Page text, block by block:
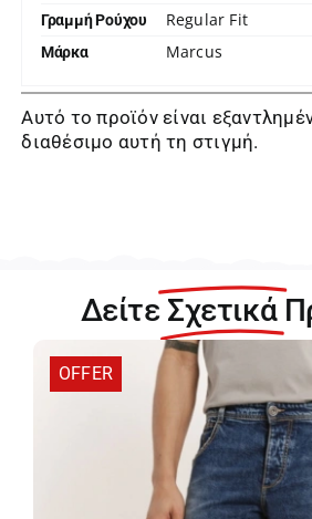
Γραμμή Ρούχου Regular Fit
Μάρκα Marcus
Αυτό το προϊόν είναι
διαθέσιμο αυτή τη στιγμή.
Δείτε Σχετικά
OFFER